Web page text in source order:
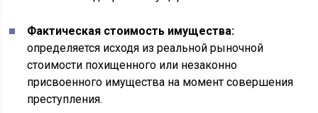
Фактическая стоимость имущества:
определяется исходя из реальной рыночной
стоимости похищенного или незаконно
присвоенного имущества на момент совершения
преступления.